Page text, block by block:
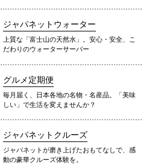
ジャパネットウォーター
上質な「富士山の天然水」。安心・安全、こ
だわりのウォーターサーバー
グルメ定期便
毎月届く、日本各地の名物・名産品。「美味
しい」で生活を変えませんか？
ジャパネットクルーズ
ジャパネットが磨き上げたおもてなしで、感
動の豪華クルーズ体験を。